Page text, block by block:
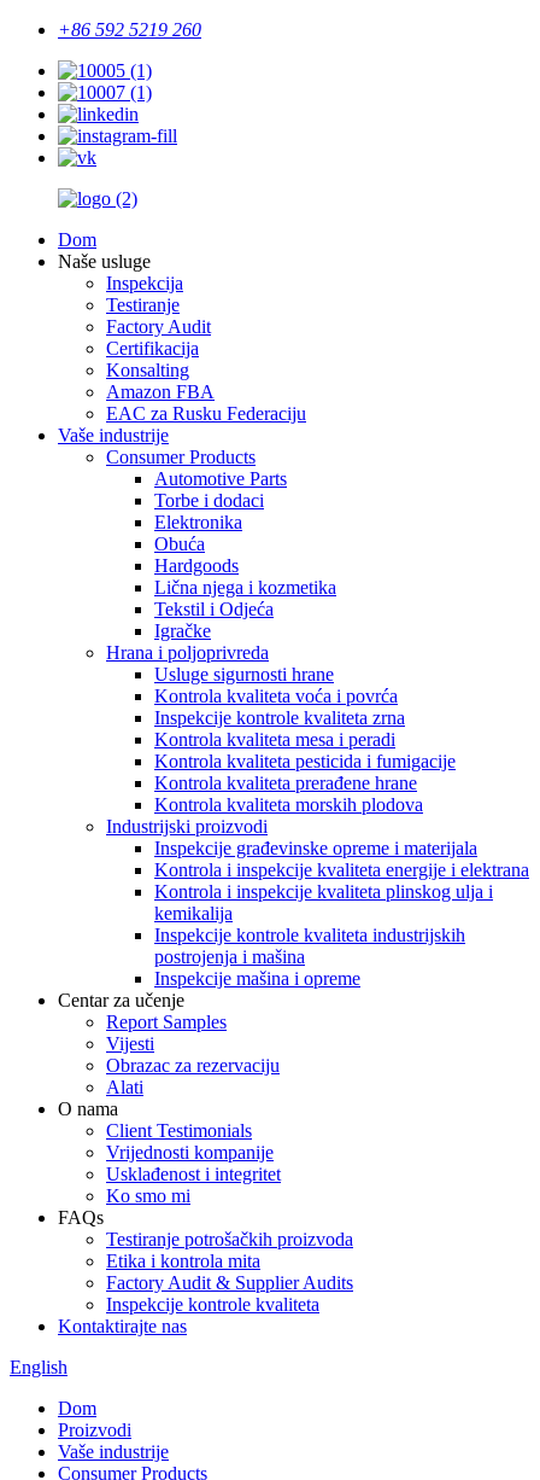
+86 592 5219 260
Dom
Naše usluge
Inspekcija
Testiranje
Factory Audit
Certifikacija
Konsalting
Amazon FBA
EAC za Rusku Federaciju
Vaše industrije
Consumer Products
Automotive Parts
Torbe i dodaci
Elektronika
Obuća
Hardgoods
Lična njega i kozmetika
Tekstil i Odjeća
Igračke
Hrana i poljoprivreda
Usluge sigurnosti hrane
Kontrola kvaliteta voća i povrća
Inspekcije kontrole kvaliteta zrna
Kontrola kvaliteta mesa i peradi
Kontrola kvaliteta pesticida i fumigacije
Kontrola kvaliteta prerađene hrane
Kontrola kvaliteta morskih plodova
Industrijski proizvodi
Inspekcije građevinske opreme i materijala
Kontrola i inspekcije kvaliteta energije i elektrana
Kontrola i inspekcije kvaliteta plinskog ulja i
kemikalija
Inspekcije kontrole kvaliteta industrijskih
postrojenja i mašina
Inspekcije mašina i opreme
Centar za učenje
Report Samples
Vijesti
Obrazac za rezervaciju
Alati
O nama
Client Testimonials
Vrijednosti kompanije
Usklađenost i integritet
Ko smo mi
FAQs
Testiranje potrošačkih proizvoda
Etika i kontrola mita
Factory Audit & Supplier Audits
Inspekcije kontrole kvaliteta
Kontaktirajte nas
English
Dom
Proizvodi
Vaše industrije
Consumer Products